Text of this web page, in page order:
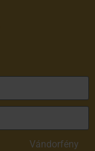
Vándorfény